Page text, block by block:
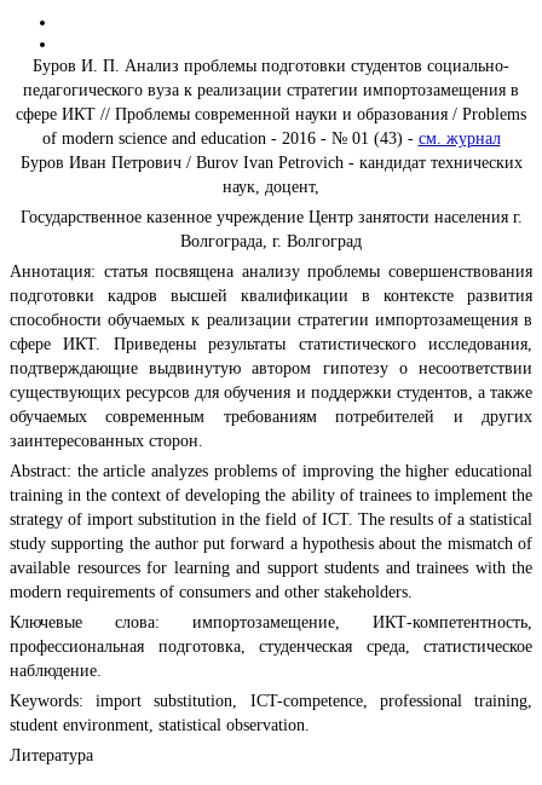
Буров И. П. Анализ проблемы подготовки студентов социально-
педагогического вуза к реализации стратегии импортозамещения в
сфере ИКТ // Проблемы современной науки и образования / Problems
of modern science and education - 2016 - № 01 (43) - см. журнал
Буров Иван Петрович / Burov Ivan Petrovich - кандидат технических
наук, доцент,
Государственное казенное учреждение Центр занятости населения г.
Волгограда, г. Волгоград
Аннотация: статья посвящена анализу проблемы совершенствования
подготовки кадров высшей квалификации в контексте развития
способности обучаемых к реализации стратегии импортозамещения в
сфере ИКТ. Приведены результаты статистического исследования,
подтверждающие выдвинутую автором гипотезу о несоответствии
существующих ресурсов для обучения и поддержки студентов, а также
обучаемых современным требованиям потребителей и других
заинтересованных сторон.
Abstract: the article analyzes problems of improving the higher educational
training in the context of developing the ability of trainees to implement the
strategy of import substitution in the field of ICT. The results of a statistical
study supporting the author put forward a hypothesis about the mismatch of
available resources for learning and support students and trainees with the
modern requirements of consumers and other stakeholders.
Ключевые слова: импортозамещение, ИКТ-компетентность,
профессиональная подготовка, студенческая среда, статистическое
наблюдение.
Keywords: import substitution, ICT-competence, professional training,
student environment, statistical observation.
Литература